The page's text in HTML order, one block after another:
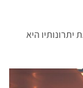
יתרונותיו היא